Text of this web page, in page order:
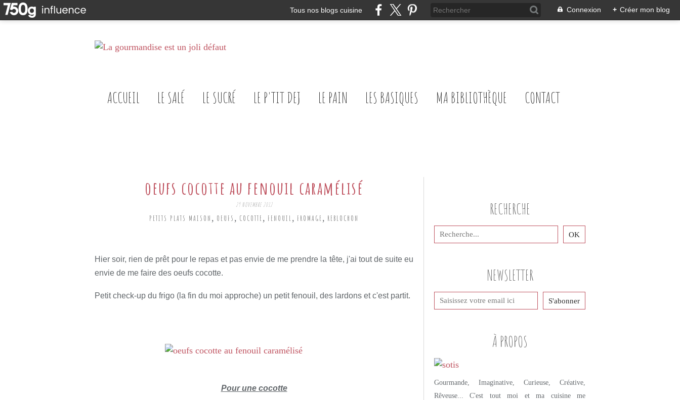
Tous nos blogs cuisine Connexion + Créer mon blog
ACCUEIL LE SALÉ LE SUCRÉ LE P'TIT DEJ LE PAIN LES BASIQUES MA BIBLIOTHÈQUE CONTACT
oeufs cocotte au fenouil caramélisé
29 NOVEMBRE 2012
PETITS PLATS MAISON , OEUFS , COCOTTE, FENOUIL, FROMAGE, REBLOCHON
Hier soir, rien de prêt pour le repas et pas envie de me prendre la tête, j'ai tout de suite eu
envie de me faire des oeufs cocotte.
Petit check-up du frigo (la fin du moi approche) un petit fenouil, des lardons et c'est partit.
Pour une cocotte
NEWSLETTER
RECHERCHE
À PROPOS
Gourmande, Imaginative, Curieuse, Créative,
Rêveuse... C'est tout moi et ma cuisine me